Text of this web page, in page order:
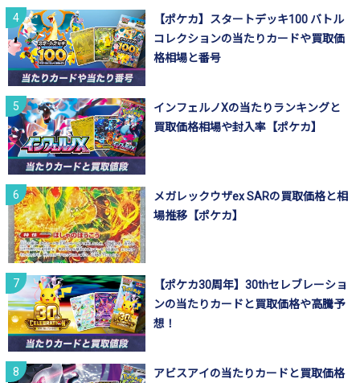
【ポケカ】スタートデッキ100 バトル
コレクションの当たりカードや買取価
格相場と番号
インフェルノXの当たりランキングと
買取価格相場や封入率【ポケカ】
メガレックウザex SARの買取価格と相
場推移【ポケカ】
【ポケカ30周年】30thセレブレーショ
ンの当たりカードと買取価格や高騰予
想！
アビスアイの当たりカードと買取価格